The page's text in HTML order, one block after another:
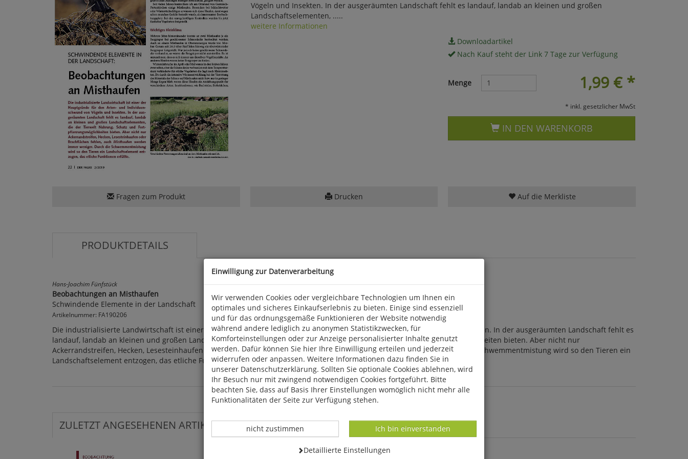
Vögeln und Insekten. In der ausgeräumten Landschaft fehlt es landauf, landab an kleinen und großen
Landschaftselementen, .....
weitere Informationen
Downloadartikel
Nach Kauf steht der Link 7 Tage zur Verfügung
1,99 €*
Menge
* inkl. gesetzlicher MwSt
IN DEN WARENKORB
Fragen zum Produkt Drucken Auf die Merkliste
PRODUKTDETAILS
Hans-Joachim Fünfstück
Beobachtungen an Misthaufen
Schwindende Elemente in der Landschaft
Artikelnummer: FA190206
Die industrialisierte Landwirtschaft ist einer der Hauptgründe für den Arten- und Individuenschwund von Vögeln und Insekten. In der ausgeräumten Landschaft fehlt es
landauf, landab an kleinen und großen Landschaftselementen, die der Tierwelt Nahrung, Schutz und Fortpflanzungsmöglichkeiten bieten. Aber nicht nur
Ackerrandstreifen, Hecken, Lesesteinhaufen oder Brachflächen fehlen, auch Misthaufen werden immer weniger. Durch die Schwemmentmistung wird so den Tieren ein
Landschaftselement entzogen, das etliche Funktionen erfüllte.
ZULETZT ANGESEHENEN ARTIKEL:
Einwilligung zur Datenverarbeitung
Wir verwenden Cookies oder vergleichbare Technologien um Ihnen ein
optimales und sicheres Einkaufserlebnis zu bieten. Einige sind essenziell
und für das ordnungsgemäße Funktionieren der Website notwendig
während andere lediglich zu anonymen Statistikzwecken, für
Komforteinstellungen oder zur Anzeige personalisierter Inhalte genutzt
werden. Dafür können Sie hier Ihre Einwilligung erteilen und jederzeit
widerrufen oder anpassen. Weitere Informationen dazu finden Sie in
unserer Datenschutzerklärung. Sollten Sie optionale Cookies ablehnen, wird
Ihr Besuch nur mit zwingend notwendigen Cookies fortgeführt. Bitte
beachten Sie, dass auf Basis Ihrer Einstellungen womöglich nicht mehr alle
Funktionalitäten der Seite zur Verfügung stehen.
Datenverarbeitung -
Ich bin einverstanden
Datenverarbeitung -
nicht zustimmen
Datenverarbeitung -
Detaillierte Einstellungen